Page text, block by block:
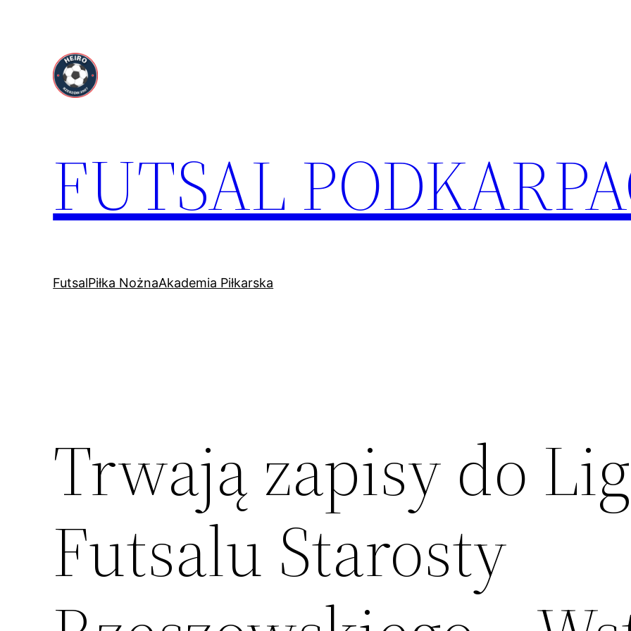
FUTSAL
FutsalPiłka NożnaAkademia Piłkarska
Trwają zapisy do
Futsalu Starosty